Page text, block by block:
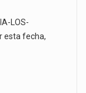
LOS-
esta fecha,